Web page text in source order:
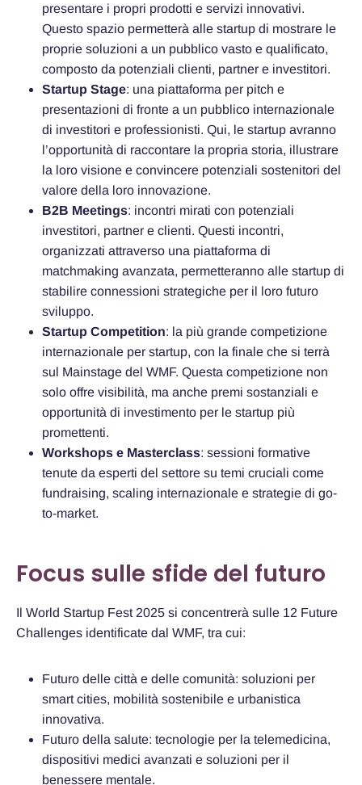
presentare i propri prodotti e servizi innovativi.
Questo spazio permetterà alle startup di mostrare le
proprie soluzioni a un pubblico vasto e qualificato,
composto da potenziali clienti, partner e investitori.
Startup Stage: una piattaforma per pitch e
presentazioni di fronte a un pubblico internazionale
di investitori e professionisti. Qui, le startup avranno
l’opportunità di raccontare la propria storia, illustrare
la loro visione e convincere potenziali sostenitori del
valore della loro innovazione.
B2B Meetings: incontri mirati con potenziali
investitori, partner e clienti. Questi incontri,
organizzati attraverso una piattaforma di
matchmaking avanzata, permetteranno alle startup di
stabilire connessioni strategiche per il loro futuro
sviluppo.
Startup Competition: la più grande competizione
internazionale per startup, con la finale che si terrà
sul Mainstage del WMF. Questa competizione non
solo offre visibilità, ma anche premi sostanziali e
opportunità di investimento per le startup più
promettenti.
Workshops e Masterclass: sessioni formative
tenute da esperti del settore su temi cruciali come
fundraising, scaling internazionale e strategie di go-
to-market.
Focus sulle sfide del futuro
Il World Startup Fest 2025 si concentrerà sulle 12 Future
Challenges identificate dal WMF, tra cui:
Futuro delle città e delle comunità: soluzioni per
smart cities, mobilità sostenibile e urbanistica
innovativa.
Futuro della salute: tecnologie per la telemedicina,
dispositivi medici avanzati e soluzioni per il
benessere mentale.